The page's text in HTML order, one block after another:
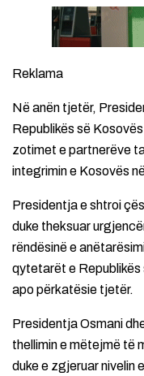
Reklama
Në anën tjetër,
Republikës së
zotimet e partnerëve
integrimin e Kosovës
Presidentja e shtroi
duke theksuar
rëndësinë e
qytetarët e Republikës
apo përkatësie tjetër.
Presidentja Osmani
thellimin e mëtejmë të
duke e zgjeruar nivelin